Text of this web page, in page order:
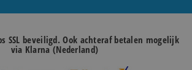
SSL beveiligd. Ook achteraf betalen mogelijk
via Klarna (Nederland)